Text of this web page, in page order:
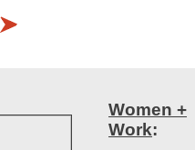
Women +
Work: